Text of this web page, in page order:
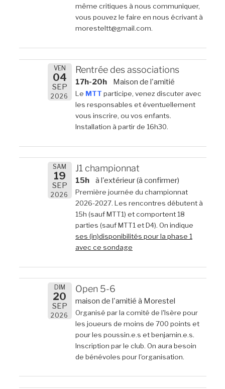
même critiques à nous communiquer,
vous pouvez le faire en nous écrivant à
moresteltt@gmail.com.
VEN
04
SEP
2026
Rentrée des associations
17h-20h Maison de l'amitié
Le MTT participe, venez discuter avec
les responsables et éventuellement
vous inscrire, ou vos enfants.
Installation à partir de 16h30.
SAM
19
SEP
2026
J1 championnat
15h à l'extérieur (à confirmer)
Première journée du championnat
2026-2027. Les rencontres débutent à
15h (sauf MTT1) et comportent 18
parties (sauf MTT1 et D4). On indique
ses (in)disponibilités pour la phase 1
avec ce sondage
DIM
20
SEP
2026
Open 5-6
maison de l'amitié à Morestel
Organisé par la comité de l'Isère pour
les joueurs de moins de 700 points et
pour les poussin.e.s et benjamin.e.s.
Inscription par le club. On aura besoin
de bénévoles pour l'organisation.